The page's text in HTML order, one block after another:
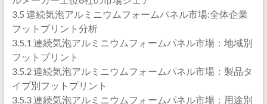
3.5 連続気泡アルミニウムフォームパネル市場:全体企業
フットプリント分析
3.5.1 連続気泡アルミニウムフォームパネル市場：地域別
フットプリント
3.5.2 連続気泡アルミニウムフォームパネル市場：製品タ
イプ別フットプリント
3.5.3 連続気泡アルミニウムフォームパネル市場：用途別